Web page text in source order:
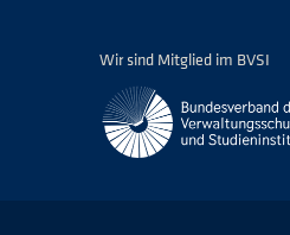
Wir sind Mitglied im BVSI